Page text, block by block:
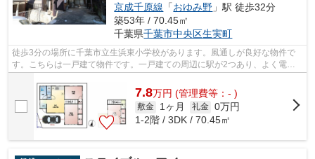
京成千原線 「おゆみ野 」駅 徒歩32分
築53年 / 70.45㎡
千葉県千葉市中央区生実町
徒歩3分の場所に千葉市立生浜東小学校があります。風通しが良好な物件で
す。こちらは一戸建て物件です。一戸建ての周辺に駅が2つあり、よく電車
を利用する方にピッタリです。株式会社...
7.8万円 (管理費等：- )
敷金 1ヶ月 礼金 0万円
1-2階 / 3DK / 70.45㎡